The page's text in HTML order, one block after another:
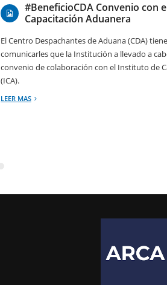
#BeneficioCDA Convenio con
Capacitación Aduanera
El Centro Despachantes de Aduana (CDA)
comunicarles que la Institución a llevado a
convenio de colaboración con el Instituto de
(ICA).
LEER MAS